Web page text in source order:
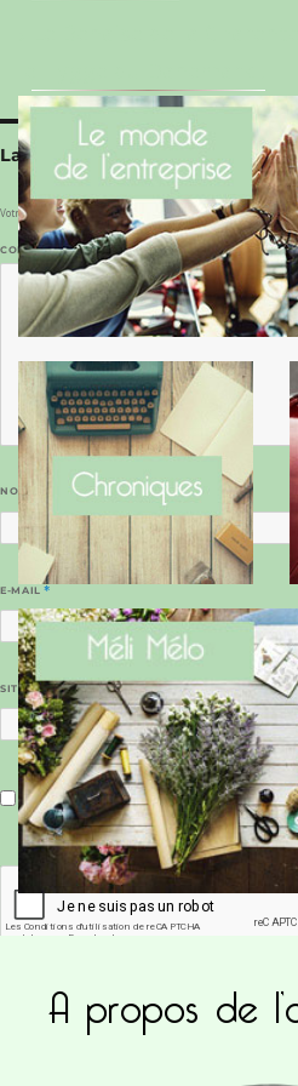
Laisser un commentaire
Votre adresse e-mail ne sera pas publiée.Les champs
COMMENTAIRE*
NOM
E-MAIL*
SITE WEB
Enregistrer mon nom, mon e-mail et mon site dans
Ce site utilise Akismet
A propos de